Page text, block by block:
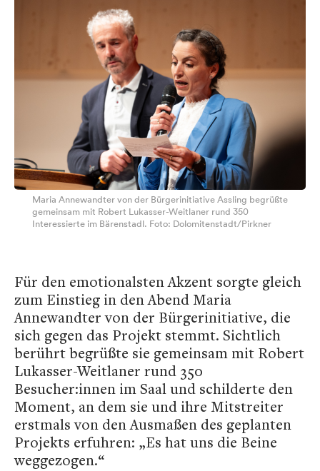
Maria Annewandter von der Bürgerinitiative Assling begrüßte
gemeinsam mit Robert Lukasser-Weitlaner rund 350
Interessierte im Bärenstadl. Foto: Dolomitenstadt/Pirkner
Für den emotionalsten Akzent sorgte gleich
zum Einstieg in den Abend Maria
Annewandter von der Bürgerinitiative, die
sich gegen das Projekt stemmt. Sichtlich
berührt begrüßte sie gemeinsam mit Robert
Lukasser-Weitlaner rund 350
Besucher:innen im Saal und schilderte den
Moment, an dem sie und ihre Mitstreiter
erstmals von den Ausmaßen des geplanten
Projekts erfuhren: „Es hat uns die Beine
weggezogen.“